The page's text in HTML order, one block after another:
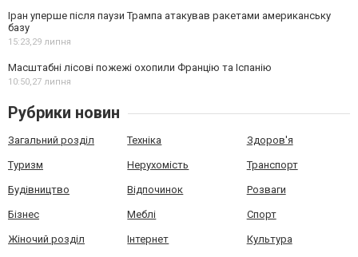
Іран уперше після паузи Трампа атакував ракетами американську
базу
15:23,29 липня
Масштабні лісові пожежі охопили Францію та Іспанію
10:50,27 липня
Рубрики новин
Загальний розділ Техніка Здоров'я
Туризм Нерухомість Транспорт
Будівництво Відпочинок Розваги
Бізнес Меблі Спорт
Жіночий розділ Інтернет Культура